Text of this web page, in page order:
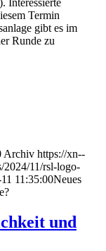
Termin
gibt es im
Runde zu
Archiv https://xn--
2024/11/rsl-logo-
11:35:00Neues
und